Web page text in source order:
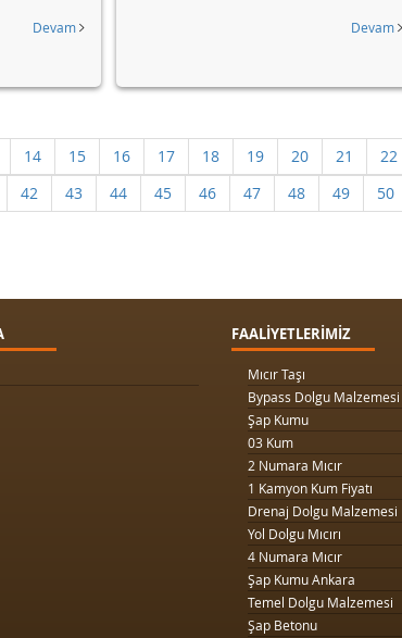
Devam Devam
14 15 16 17 18 19 20 21 22
42 43 44 45 46 47 48 49 50
FAALİYETLERİMİZ
Mıcır Taşı
Bypass Dolgu Malzemesi
Şap Kumu
03 Kum
2 Numara Mıcır
1 Kamyon Kum Fiyatı
Drenaj Dolgu Malzemesi
Yol Dolgu Mıcırı
4 Numara Mıcır
Şap Kumu Ankara
Temel Dolgu Malzemesi
Şap Betonu